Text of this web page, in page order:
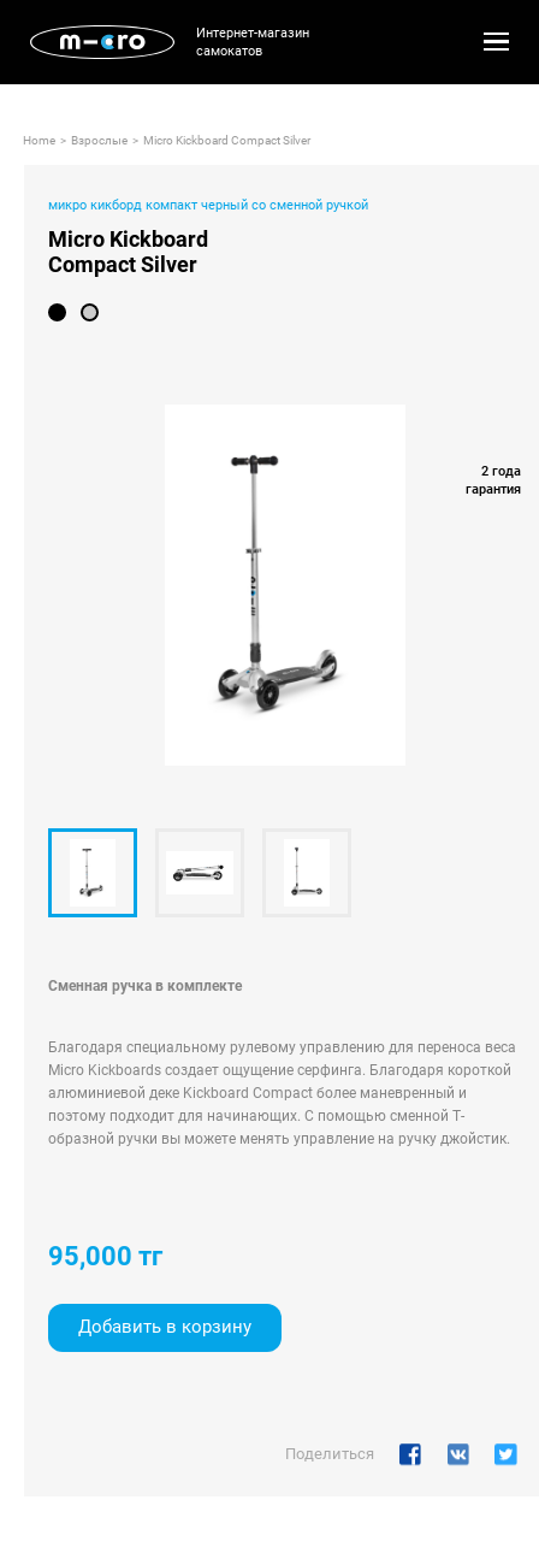
Интернет-магазин
самокатов
Ролики
Гарантия
Доставка
Оплата
Оферта
Home Взрослые Micro Kickboard Compact Silver
2 года
гарантия
микро кикборд компакт черный со сменной ручкой
Micro Kickboard
Compact Silver
Поделиться
Сменная ручка в комплекте
Благодаря специальному рулевому управлению для переноса веса
Micro Kickboards создает ощущение серфинга. Благодаря короткой
алюминиевой деке Kickboard Compact более маневренный и
поэтому подходит для начинающих. С помощью сменной Т-
образной ручки вы можете менять управление на ручку джойстик.
95,000 тг
Добавить в корзину